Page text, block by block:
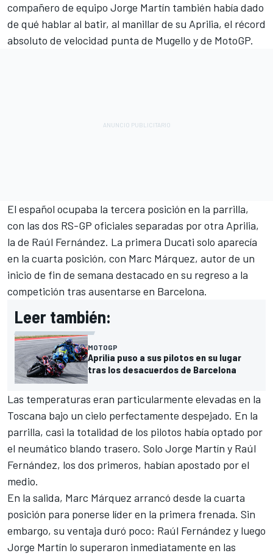
compañero de equipo Jorge Martín también había dado
de qué hablar al batir, al manillar de su Aprilia, el récord
absoluto de velocidad punta de Mugello y de MotoGP.
El español ocupaba la tercera posición en la parrilla,
con las dos RS-GP oficiales separadas por otra Aprilia,
la de Raúl Fernández. La primera Ducati solo aparecía
en la cuarta posición, con Marc Márquez, autor de un
inicio de fin de semana destacado en su regreso a la
competición tras ausentarse en Barcelona.
Leer también:
MOTOGP
Aprilia puso a sus pilotos en su lugar
tras los desacuerdos de Barcelona
Las temperaturas eran particularmente elevadas en la
Toscana bajo un cielo perfectamente despejado. En la
parrilla, casi la totalidad de los pilotos había optado por
el neumático blando trasero. Solo Jorge Martín y Raúl
Fernández, los dos primeros, habían apostado por el
medio.
En la salida, Marc Márquez arrancó desde la cuarta
posición para ponerse líder en la primera frenada. Sin
embargo, su ventaja duró poco: Raúl Fernández y luego
Jorge Martín lo superaron inmediatamente en las